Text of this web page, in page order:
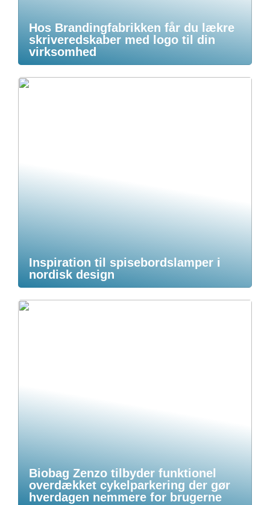
Hos Brandingfabrikken får du lækre
skriveredskaber med logo til din
virksomhed
Inspiration til spisebordslamper i
nordisk design
Biobag Zenzo tilbyder funktionel
overdækket cykelparkering der gør
hverdagen nemmere for brugerne